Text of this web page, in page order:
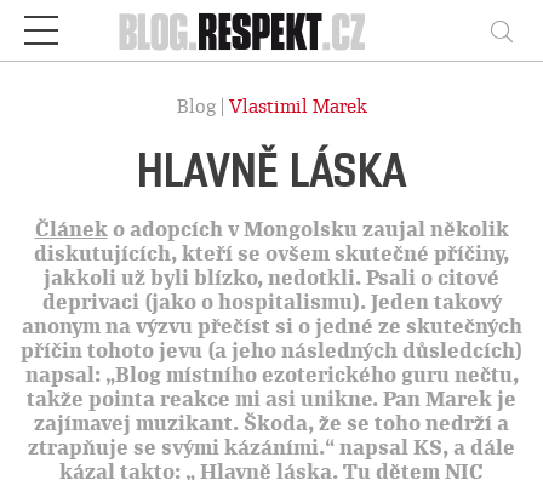
Respekt
Blog | Vlastimil Marek
HLAVNĚ LÁSKA
Článeko adopcích v Mongolsku zaujal několik
diskutujících, kteří se ovšem skutečné příčiny,
jakkoli už byli blízko, nedotkli. Psali o citové
deprivaci (jako o hospitalismu). Jeden takový
anonym na výzvu přečíst si o jedné ze skutečných
příčin tohoto jevu (a jeho následných důsledcích)
napsal: „Blog místního ezoterického guru nečtu,
takže pointa reakce mi asi unikne. Pan Marek je
zajímavej muzikant. Škoda, že se toho nedrží a
ztrapňuje se svými kázáními.“ napsal KS, a dále
kázal takto: „ Hlavně láska. Tu dětem NIC